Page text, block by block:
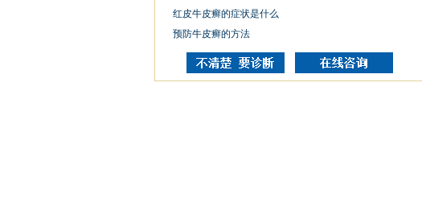
红皮牛皮癣的症状是什么
预防牛皮癣的方法